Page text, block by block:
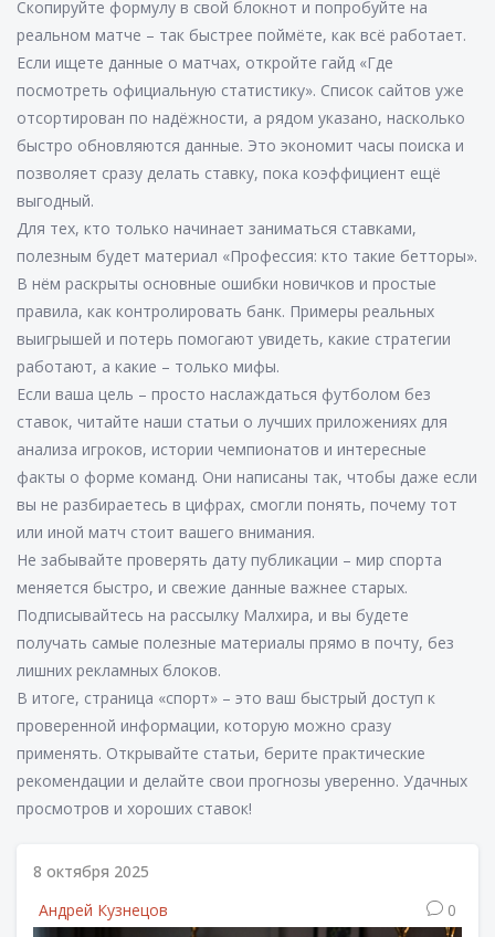
Скопируйте формулу в свой блокнот и попробуйте на
реальном матче – так быстрее поймёте, как всё работает.
Если ищете данные о матчах, откройте гайд «Где
посмотреть официальную статистику». Список сайтов уже
отсортирован по надёжности, а рядом указано, насколько
быстро обновляются данные. Это экономит часы поиска и
позволяет сразу делать ставку, пока коэффициент ещё
выгодный.
Для тех, кто только начинает заниматься ставками,
полезным будет материал «Профессия: кто такие бетторы».
В нём раскрыты основные ошибки новичков и простые
правила, как контролировать банк. Примеры реальных
выигрышей и потерь помогают увидеть, какие стратегии
работают, а какие – только мифы.
Если ваша цель – просто наслаждаться футболом без
ставок, читайте наши статьи о лучших приложениях для
анализа игроков, истории чемпионатов и интересные
факты о форме команд. Они написаны так, чтобы даже если
вы не разбираетесь в цифрах, смогли понять, почему тот
или иной матч стоит вашего внимания.
Не забывайте проверять дату публикации – мир спорта
меняется быстро, и свежие данные важнее старых.
Подписывайтесь на рассылку Малхира, и вы будете
получать самые полезные материалы прямо в почту, без
лишних рекламных блоков.
В итоге, страница «спорт» – это ваш быстрый доступ к
проверенной информации, которую можно сразу
применять. Открывайте статьи, берите практические
рекомендации и делайте свои прогнозы уверенно. Удачных
просмотров и хороших ставок!
8 октября 2025
Андрей Кузнецов
0